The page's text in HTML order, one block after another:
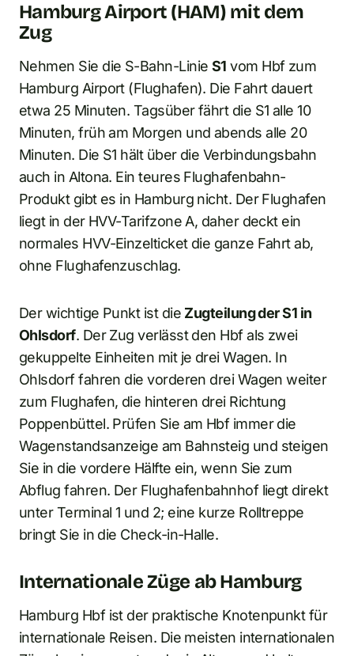
Hamburg Airport (HAM) mit dem
Zug
Nehmen Sie die S-Bahn-Linie S1 vom Hbf zum
Hamburg Airport (Flughafen). Die Fahrt dauert
etwa 25 Minuten. Tagsüber fährt die S1 alle 10
Minuten, früh am Morgen und abends alle 20
Minuten. Die S1 hält über die Verbindungsbahn
auch in Altona. Ein teures Flughafenbahn-
Produkt gibt es in Hamburg nicht. Der Flughafen
liegt in der HVV-Tarifzone A, daher deckt ein
normales HVV-Einzelticket die ganze Fahrt ab,
ohne Flughafenzuschlag.
Der wichtige Punkt ist die Zugteilung der S1 in
Ohlsdorf. Der Zug verlässt den Hbf als zwei
gekuppelte Einheiten mit je drei Wagen. In
Ohlsdorf fahren die vorderen drei Wagen weiter
zum Flughafen, die hinteren drei Richtung
Poppenbüttel. Prüfen Sie am Hbf immer die
Wagenstandsanzeige am Bahnsteig und steigen
Sie in die vordere Hälfte ein, wenn Sie zum
Abflug fahren. Der Flughafenbahnhof liegt direkt
unter Terminal 1 und 2; eine kurze Rolltreppe
bringt Sie in die Check-in-Halle.
Internationale Züge ab Hamburg
Hamburg Hbf ist der praktische Knotenpunkt für
internationale Reisen. Die meisten internationalen